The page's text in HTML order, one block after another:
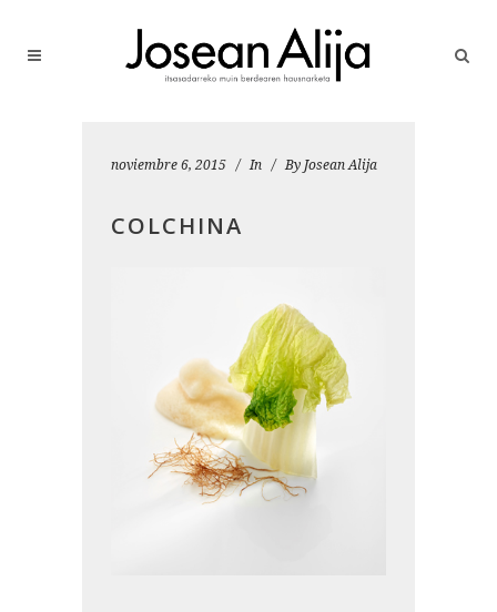
noviembre 6, 2015 In By Josean Alija
COLCHINA